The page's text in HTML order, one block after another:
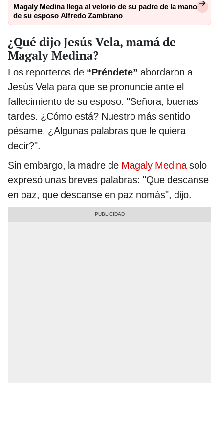
Magaly Medina llega al velorio de su padre de la mano
de su esposo Alfredo Zambrano
¿Qué dijo Jesús Vela, mamá de
Magaly Medina?
Los reporteros de “Préndete” abordaron a
Jesús Vela para que se pronuncie ante el
fallecimiento de su esposo: "Señora, buenas
tardes. ¿Cómo está? Nuestro más sentido
pésame. ¿Algunas palabras que le quiera
decir?".
Sin embargo, la madre de Magaly Medinasolo
expresó unas breves palabras: "Que descanse
en paz, que descanse en paz nomás", dijo.